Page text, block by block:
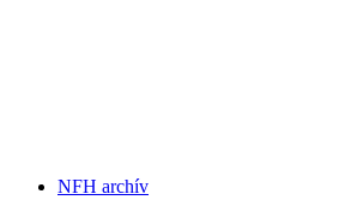
NFH archív